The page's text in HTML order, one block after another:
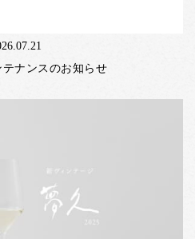
ナンスのお知らせ